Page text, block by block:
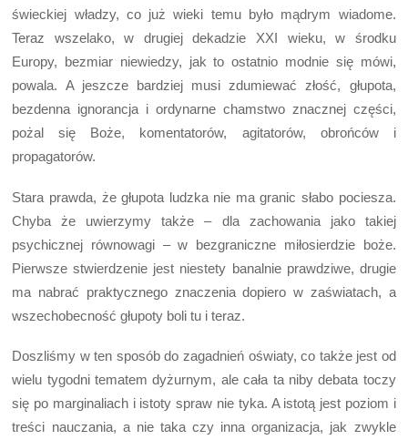
świeckiej władzy, co już wieki temu było mądrym wiadome.
Teraz wszelako, w drugiej dekadzie XXI wieku, w środku
Europy, bezmiar niewiedzy, jak to ostatnio modnie się mówi,
powala. A jeszcze bardziej musi zdumiewać złość, głupota,
bezdenna ignorancja i ordynarne chamstwo znacznej części,
pożal się Boże, komentatorów, agitatorów, obrońców i
propagatorów.
Stara prawda, że głupota ludzka nie ma granic słabo pociesza.
Chyba że uwierzymy także – dla zachowania jako takiej
psychicznej równowagi – w bezgraniczne miłosierdzie boże.
Pierwsze stwierdzenie jest niestety banalnie prawdziwe, drugie
ma nabrać praktycznego znaczenia dopiero w zaświatach, a
wszechobecność głupoty boli tu i teraz.
Doszliśmy w ten sposób do zagadnień oświaty, co także jest od
wielu tygodni tematem dyżurnym, ale cała ta niby debata toczy
się po marginaliach i istoty spraw nie tyka. A istotą jest poziom i
treści nauczania, a nie taka czy inna organizacja, jak zwykle